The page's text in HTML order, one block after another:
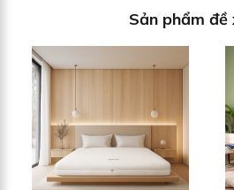
Sản phẩm